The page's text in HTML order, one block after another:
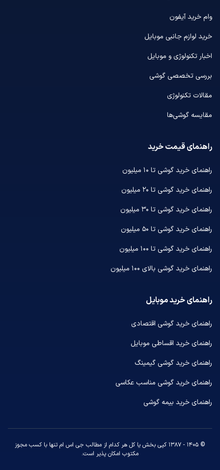
وام خرید آیفون
خرید لوازم جانبی موبایل
اخبار تکنولوژی و موبایل
بررسی تخصصی گوشی
مقالات تکنولوژی
مقایسه گوشی‌ها
راهنمای قیمت خرید
راهنمای خرید گوشی تا ۱۰ میلیون
راهنمای خرید گوشی تا ۲۰ میلیون
راهنمای خرید گوشی تا ۳۰ میلیون
راهنمای خرید گوشی تا ۵۰ میلیون
راهنمای خرید گوشی تا ۱۰۰ میلیون
راهنمای خرید گوشی بالای ۱۰۰ میلیون
راهنمای خرید موبایل
راهنمای خرید گوشی اقتصادی
راهنمای خرید اقساطی موبایل
راهنمای خرید گوشی گیمینگ
راهنمای خرید گوشی مناسب عکاسی
راهنمای خرید بیمه گوشی
© ۱۴۰۵ - ۱۳۸۷ کپی بخش یا کل هر کدام از مطالب جی اس ام تنها با کسب مجوز
مکتوب امکان پذیر است.